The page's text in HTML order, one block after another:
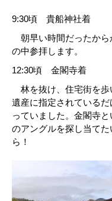
9:30頃 貴船神社着
朝早い時間だったから
の中参拝します。
12:30頃 金閣寺着
林を抜け、住宅街を
遺産に指定されている
っていました。金閣寺
のアングルを探し当て
ら！